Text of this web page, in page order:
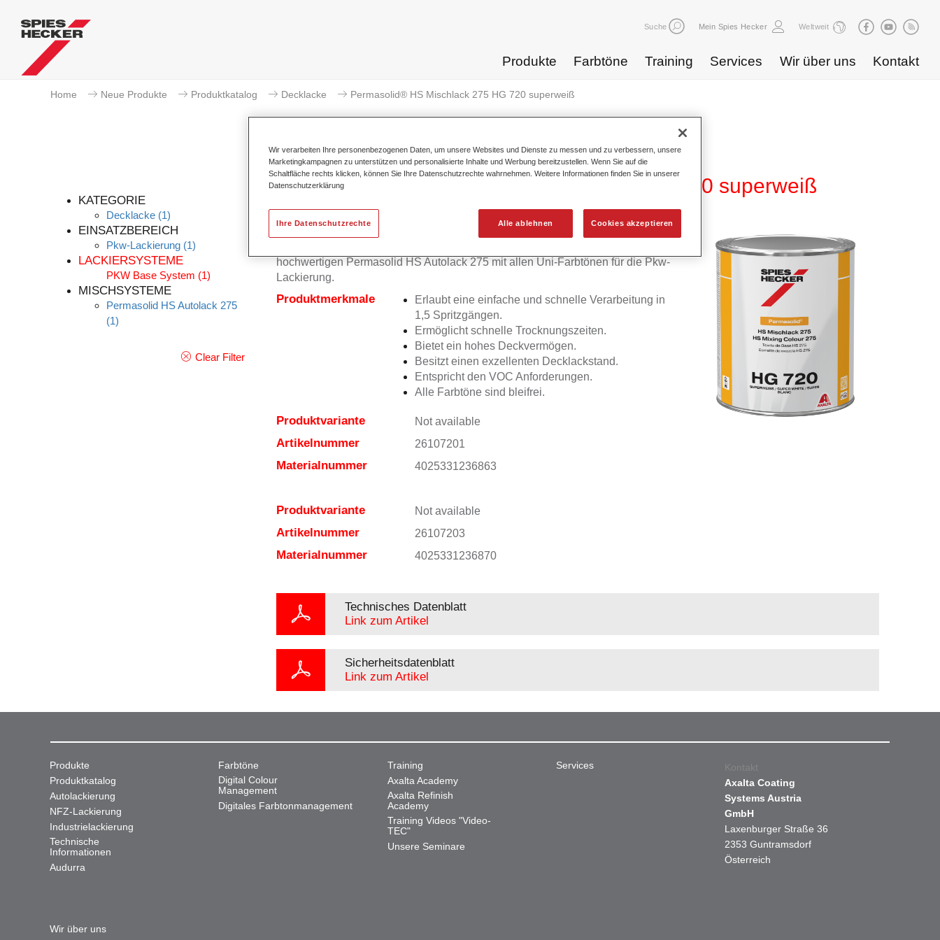
Suche Mein Spies Hecker Weltweit
Produkte Farbtöne Training Services Wir über uns Kontakt
Home Neue Produkte Produktkatalog Decklacke Permasolid® HS Mischlack 275 HG 720 superweiß
KATEGORIE
Decklacke (1)
EINSATZBEREICH
Pkw-Lackierung (1)
LACKIERSYSTEME
PKW Base System (1)
MISCHSYSTEME
Permasolid HS Autolack 275
(1)
Clear Filter
Permasolid® HS Mischlack 275 HG 720 superweiß
hochwertigen Permasolid HS Autolack 275 mit allen Uni-Farbtönen für die Pkw-
Lackierung.
Produktmerkmale
Erlaubt eine einfache und schnelle Verarbeitung in
1,5 Spritzgängen.
Ermöglicht schnelle Trocknungszeiten.
Bietet ein hohes Deckvermögen.
Besitzt einen exzellenten Decklackstand.
Entspricht den VOC Anforderungen.
Alle Farbtöne sind bleifrei.
Produktvariante Not available
Artikelnummer 26107201
Materialnummer 4025331236863
Produktvariante Not available
Artikelnummer 26107203
Materialnummer 4025331236870
Technisches Datenblatt
Link zum Artikel
Sicherheitsdatenblatt
Link zum Artikel
Produkte
Produktkatalog
Autolackierung
NFZ-Lackierung
Industrielackierung
Technische
Informationen
Audurra
Farbtöne
Digital Colour
Management
Digitales Farbtonmanagement
Training
Axalta Academy
Axalta Refinish
Academy
Training Videos "Video-
TEC"
Unsere Seminare
Services
Wir über uns
Kontakt
Axalta Coating
Systems Austria
GmbH
Laxenburger Straße 36
2353 Guntramsdorf
Österreich
Wir verarbeiten Ihre personenbezogenen Daten, um unsere Websites und Dienste zu messen und zu verbessern, unsere
Marketingkampagnen zu unterstützen und personalisierte Inhalte und Werbung bereitzustellen. Wenn Sie auf die
Schaltfläche rechts klicken, können Sie Ihre Datenschutzrechte wahrnehmen. Weitere Informationen finden Sie in unserer
Datenschutzerklärung
Alle ablehnen Cookies akzeptieren
Ihre Datenschutzrechte